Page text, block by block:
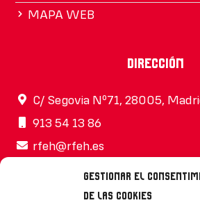
Gestionar el
de las cookies
MAPA WEB
Dirección
C/ Segovia Nº71, 28005,
913 54 13 86
rfeh@rfeh.es